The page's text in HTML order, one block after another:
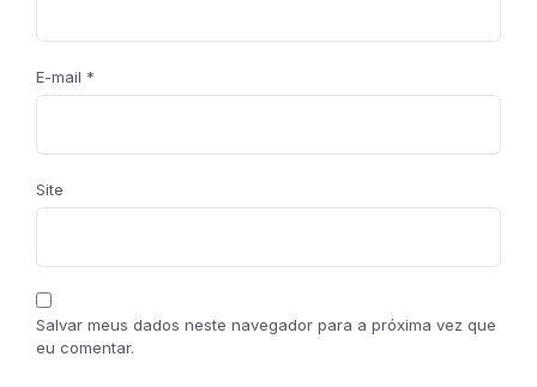
E-mail *
Site
Salvar meus dados neste navegador para a próxima vez que
eu comentar.